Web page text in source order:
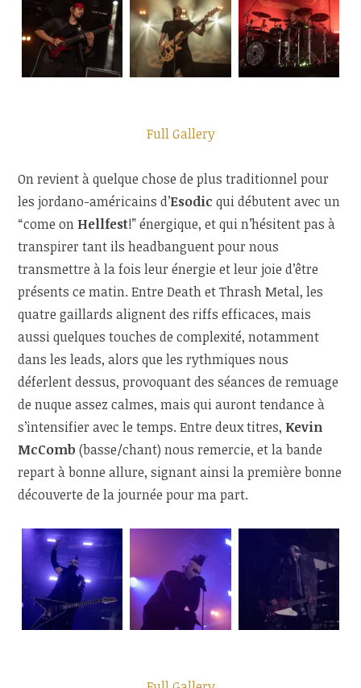
Full Gallery
On revient à quelque chose de plus traditionnel pour
les jordano-américains d’Esodic qui débutent avec un
“come on Hellfest!” énergique, et qui n’hésitent pas à
transpirer tant ils headbanguent pour nous
transmettre à la fois leur énergie et leur joie d’être
présents ce matin. Entre Death et Thrash Metal, les
quatre gaillards alignent des riffs efficaces, mais
aussi quelques touches de complexité, notamment
dans les leads, alors que les rythmiques nous
déferlent dessus, provoquant des séances de remuage
de nuque assez calmes, mais qui auront tendance à
s’intensifier avec le temps. Entre deux titres, Kevin
McComb (basse/chant) nous remercie, et la bande
repart à bonne allure, signant ainsi la première bonne
découverte de la journée pour ma part.